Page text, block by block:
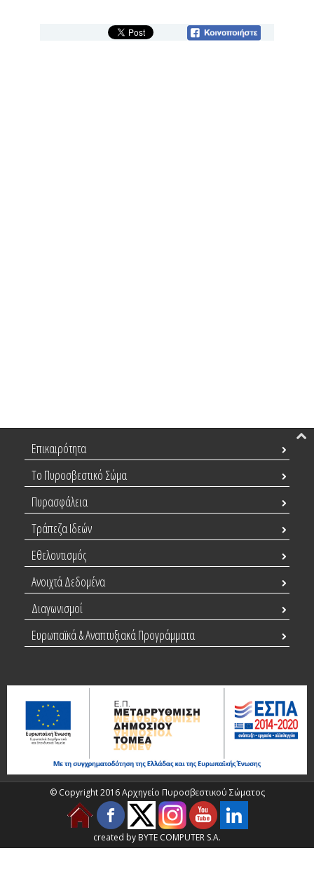
Επικαιρότητα
Το Πυροσβεστικό Σώμα
Πυρασφάλεια
Τράπεζα Ιδεών
Εθελοντισμός
Ανοιχτά Δεδομένα
Διαγωνισμοί
Ευρωπαϊκά & Αναπτυξιακά Προγράμματα
© Copyright 2016 Αρχηγείο Πυροσβεστικού Σώματος
created by BYTE COMPUTER S.A.